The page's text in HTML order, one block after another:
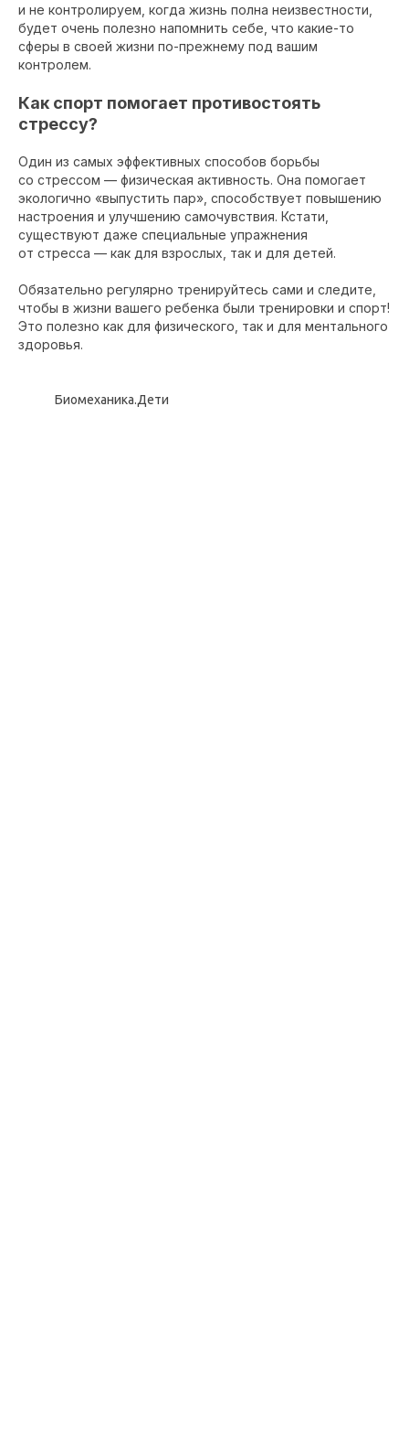
и не контролируем, когда жизнь полна неизвестности,
будет очень полезно напомнить себе, что какие-то
сферы в своей жизни по-прежнему под вашим
контролем.
Как спорт помогает противостоять
стрессу?
Один из самых эффективных способов борьбы
со стрессом — физическая активность. Она помогает
экологично «выпустить пар», способствует повышению
настроения и улучшению самочувствия. Кстати,
существуют даже специальные упражнения
от стресса — как для взрослых, так и для детей.
Обязательно регулярно тренируйтесь сами и следите,
чтобы в жизни вашего ребенка были тренировки и спорт!
Это полезно как для физического, так и для ментального
здоровья.
Биомеханика.Дети